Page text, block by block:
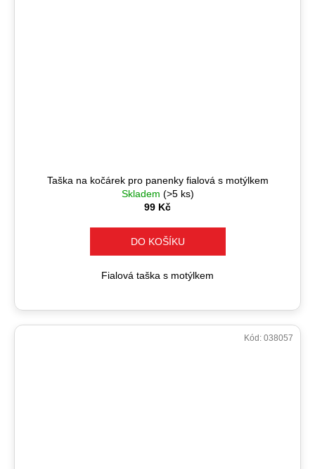
Taška na kočárek pro panenky fialová s motýlkem
Skladem (>5 ks)
99 Kč
DO KOŠÍKU
Fialová taška s motýlkem
Kód: 038057